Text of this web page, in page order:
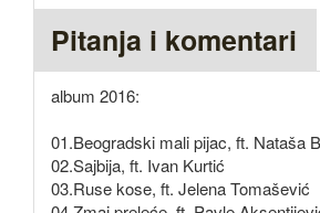
Pitanja i komentari
album 2016:
01.Beogradski mali pijac, ft. Nataša
02.Sajbija, ft. Ivan Kurtić
03.Ruse kose, ft. Jelena Tomašević